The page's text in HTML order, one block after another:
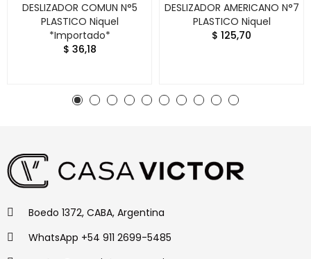
DESLIZADOR COMUN N°5
PLASTICO Niquel
*Importado*
$ 36,18
DESLIZADOR AMERICANO N°7
PLASTICO Niquel
$ 125,70
Boedo 1372, CABA, Argentina
WhatsApp +54 911 2699-5485